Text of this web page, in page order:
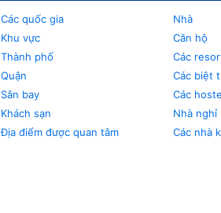
Các quốc gia
Khu vực
Thành phố
Quận
Sân bay
Khách sạn
Địa điểm được quan tâm
Nhà
Căn hộ
Các
Các biệt
Các
Nhà nghỉ
Các nhà